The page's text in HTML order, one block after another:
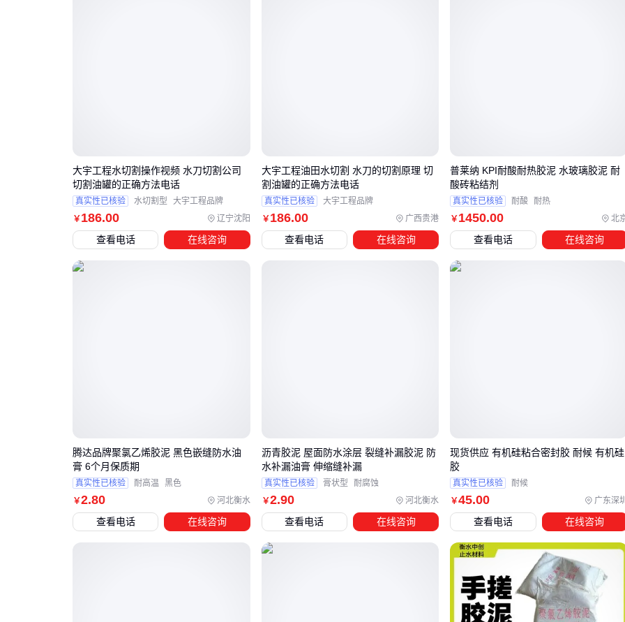
高密度花岗岩可用标准型石材胶
多孔砂岩应选粘度更高、固化更慢的专用胶泥
选型时容易陷入的误区是将胶泥与瓷砖粘结剂 填缝剂
聚合物砂浆
采购砌筑胶泥后，施工工具和辅助材料的准备同样关键。缺少
合适的工具不仅影响施工效率，还可能导致胶泥性能无法充分
发挥。例如，使用普通搅拌工具可能导致胶泥混合不均匀，影
以下是一些常被忽视但至关重要的配套工具和材料：
：保护施工人员免受粉尘和化学物
和喷枪：确保胶泥涂抹均匀，提升施工质量。
￥ 186.00 辽宁沈阳
大宇工程水切割操作视频 水刀切割公司
切割油罐的正确方法电话
真实性已核验 水切割型 大宇工程品牌
查看电话 在线咨询
￥ 186.00 广西贵港
大宇工程油田水切割 水刀的切割原理 切
割油罐的正确方法电话
真实性已核验 大宇工程品牌
查看电话 在线咨询
￥ 1450.00 北
普莱纳 KPI耐酸耐热胶泥 水玻璃胶泥 耐
酸砖粘结剂
真实性已核验 耐酸 耐热
查看电话 在线咨询
￥2.80 河北衡水
腾达品牌聚氯乙烯胶泥 黑色嵌缝防水油
膏 6个月保质期
真实性已核验 耐高温 黑色
查看电话 在线咨询
￥2.90 河北衡水
沥青胶泥 屋面防水涂层 裂缝补漏胶泥 防
水补漏油膏 伸缩缝补漏
真实性已核验 膏状型 耐腐蚀
查看电话 在线咨询
￥45.00 广东深
现货供应 有机硅粘合密封胶 耐候 有机硅
胶
真实性已核验 耐候
查看电话 在线咨询